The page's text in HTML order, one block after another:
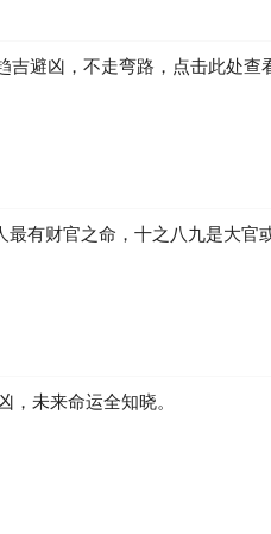
避凶，不走弯路，点击此处查
最有财官之命，十之八九是大
，未来命运全知晓。